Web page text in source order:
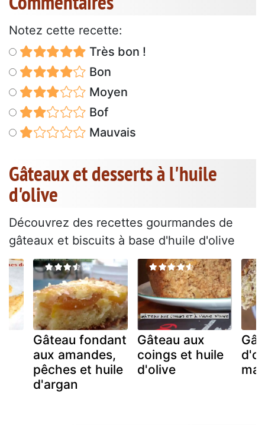
Notez cette recette:
Très bon !
Bon
Moyen
Bof
Mauvais
Gâteaux et desserts à l'huile
d'olive
Découvrez des recettes gourmandes de
gâteaux et biscuits à base d'huile d'olive
Gâteau fondant
aux amandes,
pêches et huile
d'argan
Gâteau aux
coings et huile
d'olive